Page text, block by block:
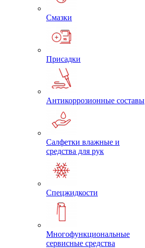
Смазки
Присадки
Антикоррозионные составы
Салфетки влажные и
средства для рук
Спецжидкости
Многофункциональные
сервисные средства